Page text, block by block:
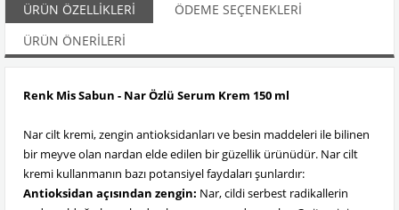
ÜRÜN ÖZELLIKLERI
ÖDEME SEÇENEKLERI
ÜRÜN ÖNERILERI
Renk Mis Sabun - Nar Özlü Serum Krem 150 ml
Nar cilt kremi, zengin antioksidanları ve besin maddeleri ile bilinen
bir meyve olan nardan elde edilen bir güzellik ürünüdür. Nar cilt
kremi kullanmanın bazı potansiyel faydaları şunlardır:
Antioksidan açısından zengin: Nar, cildi serbest radikallerin